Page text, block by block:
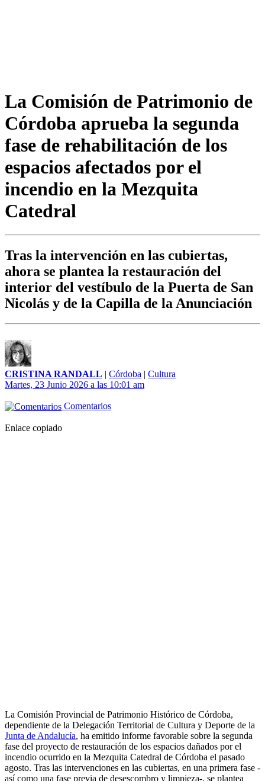
La Comisión de Patrimonio de
Córdoba aprueba la segunda
fase de rehabilitación de los
espacios afectados por el
incendio en la Mezquita
Catedral
Tras la intervención en las cubiertas,
ahora se plantea la restauración del
interior del vestíbulo de la Puerta de San
Nicolás y de la Capilla de la Anunciación
CRISTINA RANDALL | Córdoba | Cultura
Martes, 23 Junio 2026 a las 10:01 am
Comentarios
Enlace copiado
La Comisión Provincial de Patrimonio Histórico de Córdoba,
dependiente de la Delegación Territorial de Cultura y Deporte de la
Junta de Andalucía, ha emitido informe favorable sobre la segunda
fase del proyecto de restauración de los espacios dañados por el
incendio ocurrido en la Mezquita Catedral de Córdoba el pasado
agosto. Tras las intervenciones en las cubiertas, en una primera fase -
así como una fase previa de desescombro y limpieza-, se plantea